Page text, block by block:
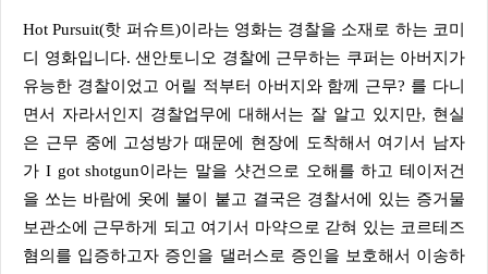
Hot Pursuit(핫 퍼슈트)이라는 영화는 경찰을 소재로 하는 코미
디 영화입니다. 샌안토니오 경찰에 근무하는 쿠퍼는 아버지가
유능한 경찰이었고 어릴 적부터 아버지와 함께 근무? 를 다니
면서 자라서인지 경찰업무에 대해서는 잘 알고 있지만, 현실
은 근무 중에 고성방가 때문에 현장에 도착해서 여기서 남자
가 I got shotgun이라는 말을 샷건으로 오해를 하고 테이저건
을 쏘는 바람에 옷에 불이 붙고 결국은 경찰서에 있는 증거물
보관소에 근무하게 되고 여기서 마약으로 갇혀 있는 코르테즈
혐의를 입증하고자 증인을 댈러스로 증인을 보호해서 이송하